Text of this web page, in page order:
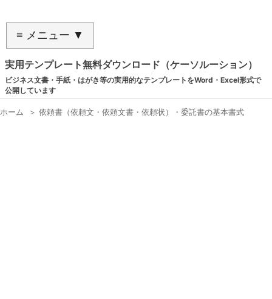
≡ メニュー ▼
実用テンプレート無料ダウンロード（ケーソルーション）
ビジネス文書・手紙・はがき等の実用的なテンプレートをWord・Excel形式で
公開しています
ホーム ＞ 依頼書（依頼文・依頼文書・依頼状）・委託書の基本書式